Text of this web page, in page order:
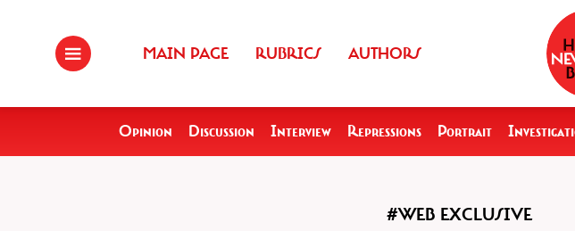
MAIN PAGE RUBRICS AUTHORS
Opinion Discussion Interview Repressions Portrait
#WEB EXCLUSIVE